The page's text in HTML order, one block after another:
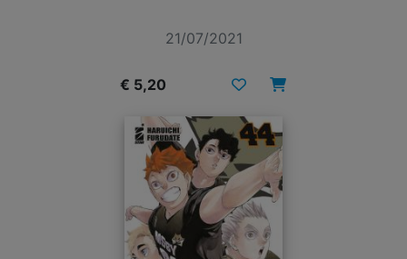
21/07/2021
€ 5,20